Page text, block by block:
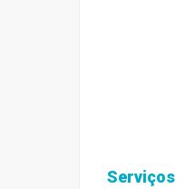
Serviços